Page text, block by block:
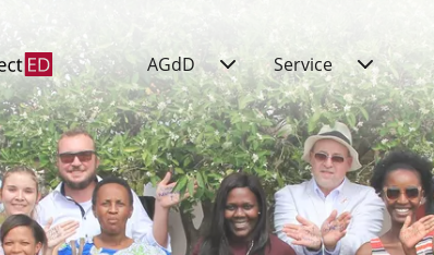
AGdD Service